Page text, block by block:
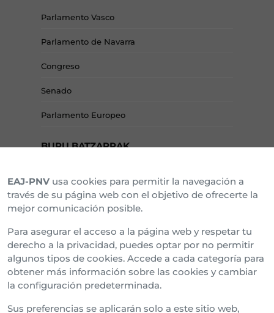
Parlamento Vasco
Parlamento de Navarra
Congreso
Senado
Parlamento Europeo
BURU BATZARRAK
Araba Buru Batzar
Bizkai Buru Batzar
Gipuzko Buru Batzar
Ipar Buru Batzar
Napar Buru Batzar
EAJ-PNV usa cookies para permitir la navegación a
través de su página web con el objetivo de ofrecerte la
mejor comunicación posible.
Para asegurar el acceso a la página web y respetar tu
derecho a la privacidad, puedes optar por no permitir
algunos tipos de cookies. Accede a cada categoría para
obtener más información sobre las cookies y cambiar
la configuración predeterminada.
Sus preferencias se aplicarán solo a este sitio web,